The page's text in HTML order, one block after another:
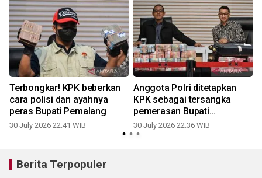
Terbongkar! KPK beberkan
cara polisi dan ayahnya
peras Bupati Pemalang
30 July 2026 22:41 WIB
Anggota Polri ditetapkan
KPK sebagai tersangka
pemerasan Bupati
Pemalang
30 July 2026 22:36 WIB
Berita Terpopuler